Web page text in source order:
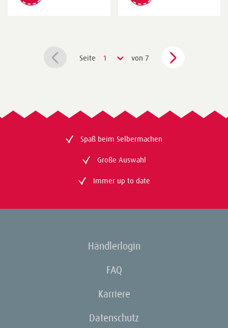
Seite 1 von 7
Spaß beim Selbermachen
Große Auswahl
Immer up to date
Händlerlogin
FAQ
Karriere
Datenschutz